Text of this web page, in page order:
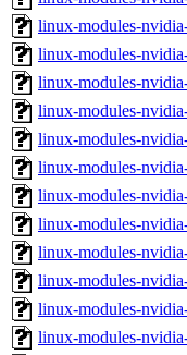
linux-modules-
linux-modules-
linux-modules-
linux-modules-
linux-modules-
linux-modules-
linux-modules-
linux-modules-
linux-modules-
linux-modules-
linux-modules-
linux-modules-